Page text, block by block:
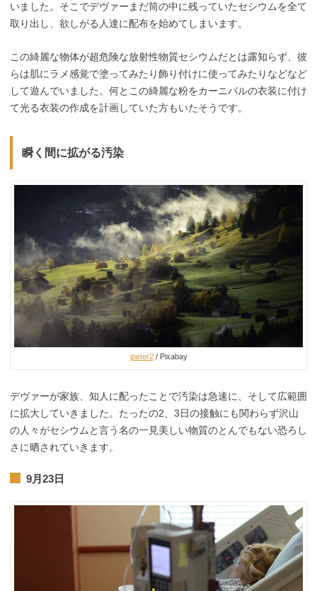
いました。そこでデヴァーまだ筒の中に残っていたセシウムを全て
取り出し、欲しがる人達に配布を始めてしまいます。
この綺麗な物体が超危険な放射性物質セシウムだとは露知らず、彼
らは肌にラメ感覚で塗ってみたり飾り付けに使ってみたりなどなど
して遊んでいました。何とこの綺麗な粉をカーニバルの衣装に付け
て光る衣装の作成を計画していた方もいたそうです。
瞬く間に拡がる汚染
jpeter2/ Pixabay
デヴァーが家族、知人に配ったことで汚染は急速に、そして広範囲
に拡大していきました。たったの2、3日の接触にも関わらず沢山
の人々がセシウムと言う名の一見美しい物質のとんでもない恐ろし
さに晒されていきます。
9月23日